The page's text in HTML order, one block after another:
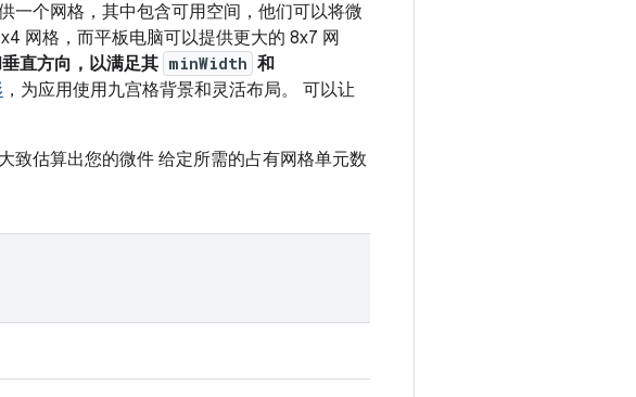
一个网格，其中包含可用空间，他们可以将微
网格，而平板电脑可以提供更大的 8x7 网
直方向，以满足其 minWidth 和
，为应用使用九宫格背景和灵活布局。 可以让
致估算出您的微件 给定所需的占有网格单元数